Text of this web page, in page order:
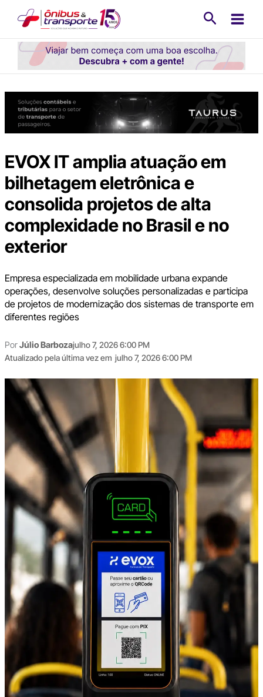
conteúdo
EVOX IT amplia atuação em
bilhetagem eletrônica e
consolida projetos de alta
complexidade no Brasil e no
exterior
Empresa especializada em mobilidade urbana expande
operações, desenvolve soluções personalizadas e participa
de projetos de modernização dos sistemas de transporte em
diferentes regiões
PorJúlio Barbozajulho 7, 2026 6:00 PM
Atualizado pela última vez em julho 7, 2026 6:00 PM